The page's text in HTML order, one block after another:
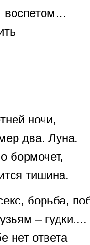
воспетом…
ночи,
два. Луна.
бормочет,
тишина.
борьба,
– гудки....
нет ответа